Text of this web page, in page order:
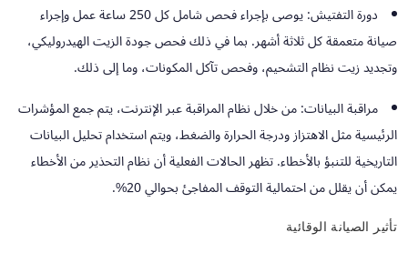
دورة التفتيش:
يوصى بإجراء فحص شامل كل 250 ساعة عمل وإجراء
صيانة متعمقة كل ثلاثة أشهر. بما في ذلك فحص جودة الزيت الهيدروليكي،
وتجديد زيت نظام التشحيم، وفحص تآكل المكونات، وما إلى ذلك.
مراقبة البيانات:من خلال نظام المراقبة عبر الإنترنت، يتم جمع المؤشرات
الرئيسية مثل الاهتزاز ودرجة الحرارة والضغط، ويتم استخدام تحليل البيانات
التاريخية للتنبؤ بالأخطاء. تظهر الحالات الفعلية أن نظام التحذير من الأخطاء
يمكن أن يقلل من احتمالية التوقف المفاجئ بحوالي 20%.
تأثير الصيانة الوقائية